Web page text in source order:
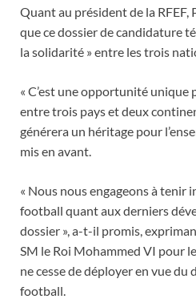
Quant au président de la RFEF,
que ce dossier de candidature
la solidarité » entre les trois
« C’est une opportunité
entre trois pays et deux
générera un héritage pour
mis en avant.
« Nous nous engageons à tenir
football quant aux derniers
dossier », a-t-il promis,
SM le Roi Mohammed VI pour
ne cesse de déployer en vue du
football.